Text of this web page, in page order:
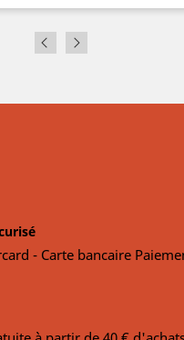
- Carte bancaire